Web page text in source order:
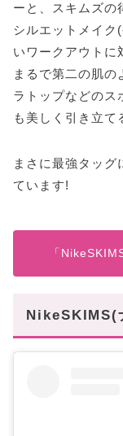
ーと、スキムズの
シルエットメイク
いワークアウトに
まるで第二の肌
ラトップなどのス
も美しく引き立て
まさに最強タッグ
ています!
「
NikeSKIMS(